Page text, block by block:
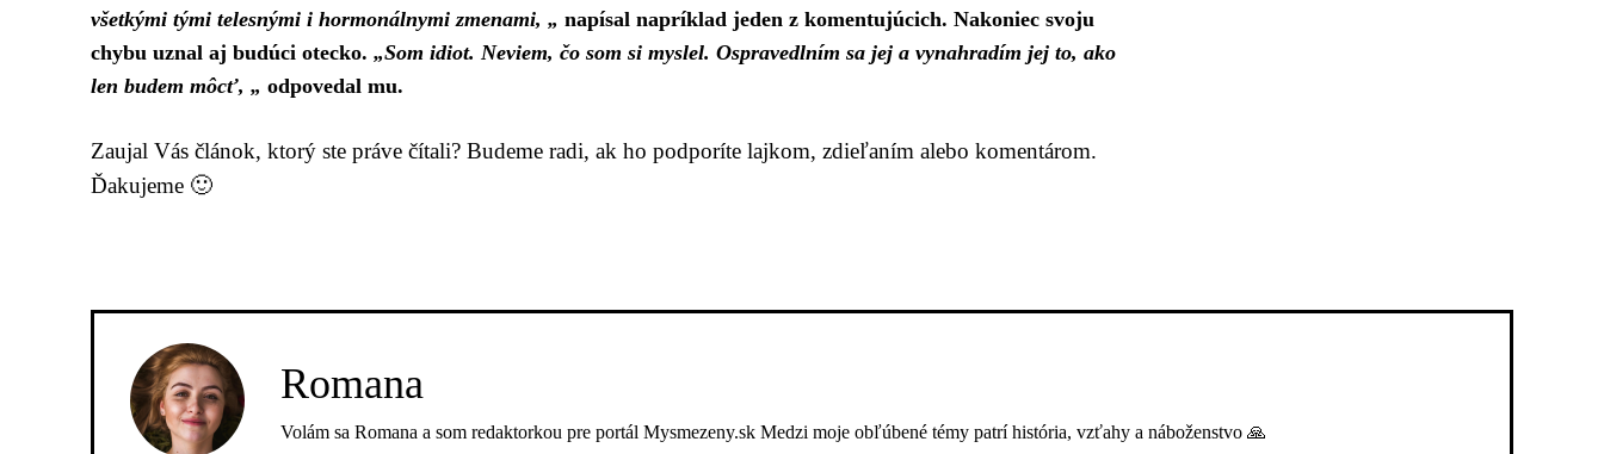
všetkými tými telesnými i hormonálnymi zmenami, „ napísal napríklad jeden z komentujúcich. Nakoniec svoju
chybu uznal aj budúci otecko. „Som idiot. Neviem, čo som si myslel. Ospravedlním sa jej a vynahradím jej to, ako
len budem môcť, „ odpovedal mu.
Zaujal Vás článok, ktorý ste práve čítali? Budeme radi, ak ho podporíte lajkom, zdieľaním alebo komentárom.
Ďakujeme 🙂
Romana
Volám sa Romana a som redaktorkou pre portál Mysmezeny.sk Medzi moje obľúbené témy patrí história, vzťahy a náboženstvo 🙏